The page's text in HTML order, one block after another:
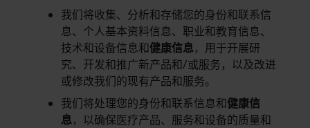
我们将收集、分析和存储您的身份和联系信
息、个人基本资料信息、职业和教育信息、
技术和设备信息和健康信息，用于开展研
究、开发和推广新产品和/或服务，以及改进
或修改我们的现有产品和服务。
我们将处理您的身份和联系信息和健康信
息，以确保医疗产品、服务和设备的质量和